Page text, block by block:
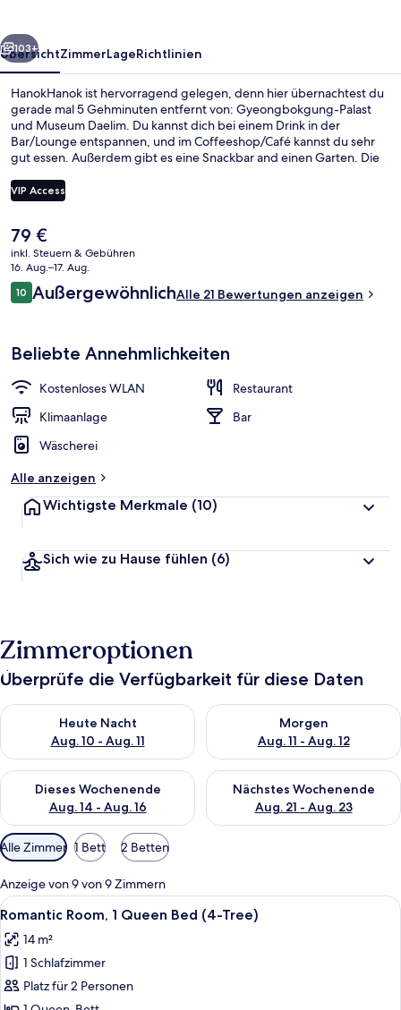
Weiter
103+
ÜbersichtZimmerLageRichtlinien
HanokHanok ist hervorragend gelegen, denn hier übernachtest du
gerade mal 5 Gehminuten entfernt von: Gyeongbokgung-Palast
und Museum Daelim. Du kannst dich bei einem Drink in der
Bar/Lounge entspannen, und im Coffeeshop/Café kannst du sehr
gut essen. Außerdem gibt es eine Snackbar and einen Garten. Die
entfernt: Zur Station Gyeongbokgung sind es 3 Minuten und zur
Station Gwanghwamun 8 Minuten.
VIP Access
Der
aktuelle
Preis
beträgt
79 €.
79 €
inkl. Steuern & Gebühren
16. Aug.–17. Aug.
Bewertungen
1010 von 10.
AußergewöhnlichAlle 21 Bewertungen anzeigen
Beliebte Annehmlichkeiten
Kostenloses WLAN
Restaurant
Klimaanlage
Bar
Wäscherei
Alle anzeigen
Wichtigste Merkmale (10)
Sich wie zu Hause fühlen (6)
Zimmeroptionen
Überprüfe die Verfügbarkeit für diese Daten
Heute Nacht
Aug. 10 - Aug. 11
Überprüfe die Verfügbarkeit für heute Nacht, Aug. 10 - Aug.
Morgen
Aug. 11 - Aug. 12
Überprüfe die Verfügbarkeit
Dieses Wochenende
Aug. 14 - Aug. 16
Überprüfe die Verfügbarkeit für dieses Wochenende, Aug. 14
Nächstes Wochenende
Aug. 21 - Aug. 23
Überprüfe die Verfügbarkeit
Verfügbare
Filter
für
Zimmer
Alle Zimmer 1 Bett 2 Betten
Anzeige von 9 von 9 Zimmern
Alle
Fotos
für
Romantic
Room,
Ein Bett mit weißer Bettwäsche, ein
8
Romantic Room, 1 Queen Bed (4-Tree)
14 m²
1 Schlafzimmer
Platz für 2 Personen